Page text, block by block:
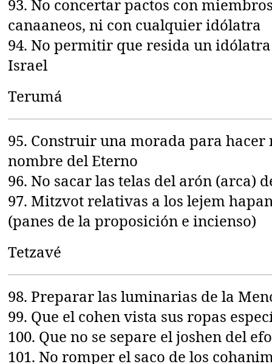
93. No concertar pactos con
canaaneos, ni con cualquier idólatra
94. No permitir que resida un
Israel
Terumá
95. Construir una morada para
nombre del Eterno
96. No sacar las telas del arón (arca)
97. Mitzvot relativas a los lejem
(panes de la proposición e incienso)
Tetzavé
98. Preparar las luminarias de la
99. Que el cohen vista sus ropas
100. Que no se separe el joshen del
101. No romper el saco de los